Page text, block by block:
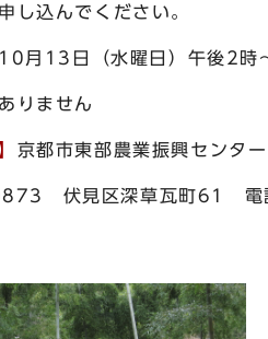
し込んでください。
10月13日（水曜日）午後2時
りません
京都市東部農業振興センター
伏見区深草瓦町61 電